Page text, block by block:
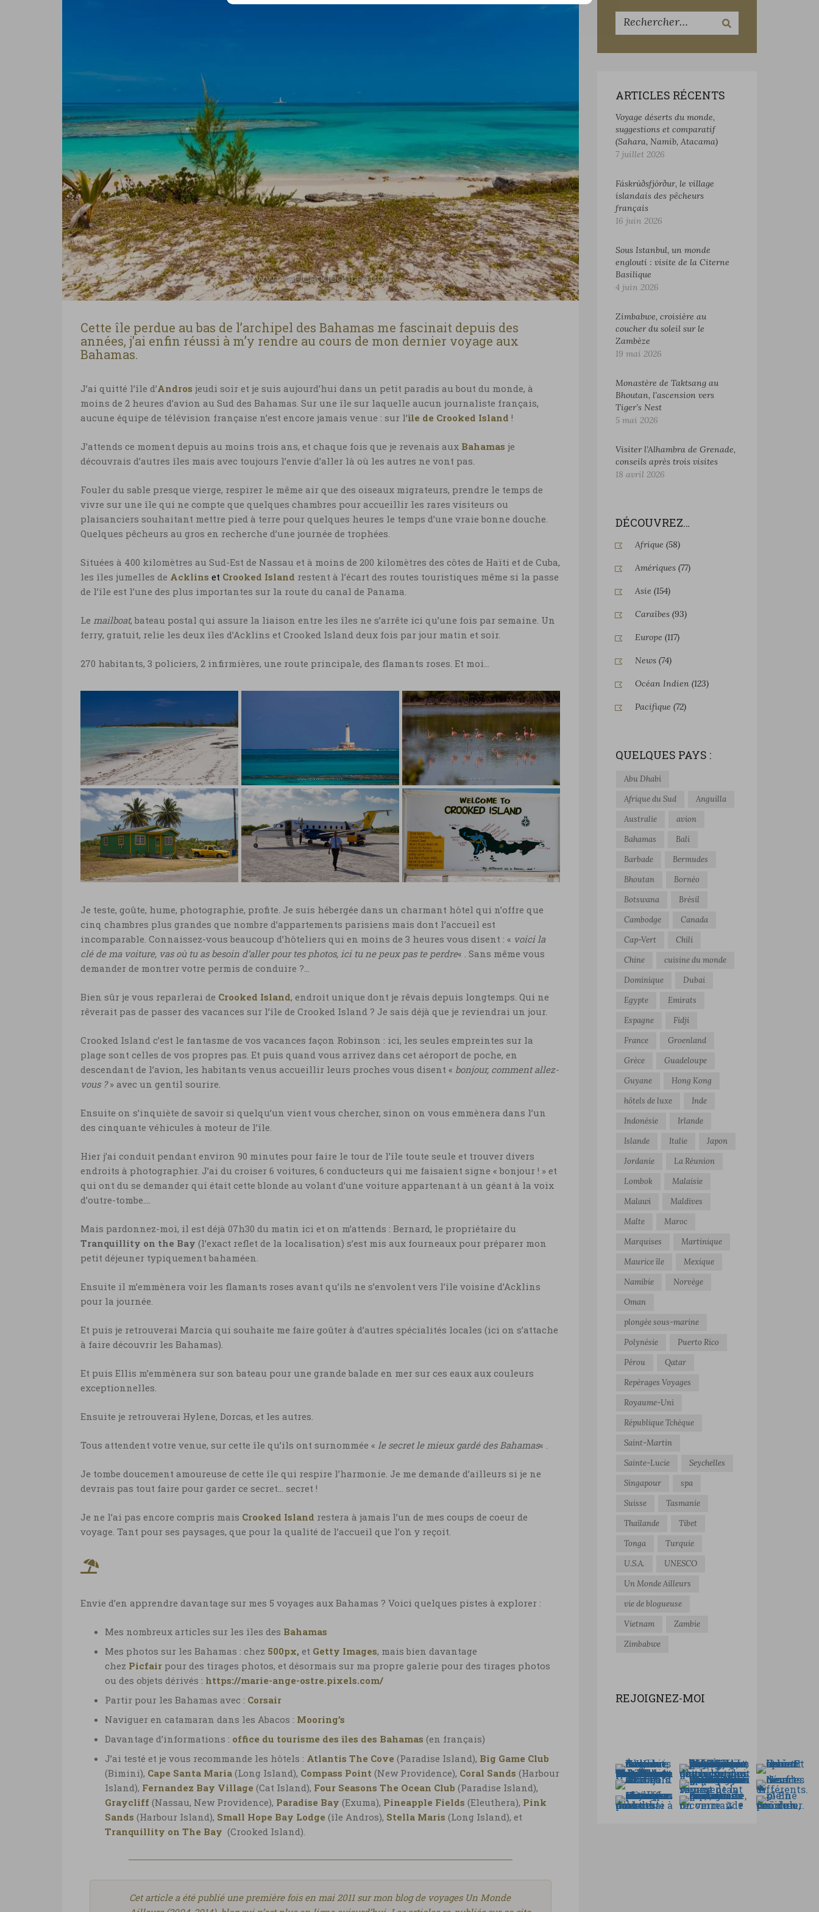
Cette île perdue au bas de l’archipel des Bahamas me fascinait depuis des
années, j’ai enfin réussi à m’y rendre au cours de mon dernier voyage aux
Bahamas.
J’ai quitté l’île d’Andros jeudi soir et je suis aujourd’hui dans un petit paradis au bout du monde, à
moins de 2 heures d’avion au Sud des Bahamas. Sur une île sur laquelle aucun journaliste français,
aucune équipe de télévision française n’est encore jamais venue : sur l’île de Crooked Island !
J’attends ce moment depuis au moins trois ans, et chaque fois que je revenais aux Bahamas je
découvrais d’autres îles mais avec toujours l’envie d’aller là où les autres ne vont pas.
Fouler du sable presque vierge, respirer le même air que des oiseaux migrateurs, prendre le temps de
vivre sur une île qui ne compte que quelques chambres pour accueillir les rares visiteurs ou
plaisanciers souhaitant mettre pied à terre pour quelques heures le temps d’une vraie bonne douche.
Quelques pêcheurs au gros en recherche d’une journée de trophées.
Situées à 400 kilomètres au Sud-Est de Nassau et à moins de 200 kilomètres des côtes de Haïti et de Cuba,
les îles jumelles de Acklins et Crooked Island restent à l’écart des routes touristiques même si la passe
de l’île est l’une des plus importantes sur la route du canal de Panama.
Le mailboat, bateau postal qui assure la liaison entre les îles ne s’arrête ici qu’une fois par semaine. Un
ferry, gratuit, relie les deux îles d’Acklins et Crooked Island deux fois par jour matin et soir.
270 habitants, 3 policiers, 2 infirmières, une route principale, des flamants roses. Et moi…
Bahamas, vacances à
Crooked Island
Bahamas, vacances à Crooked
Island © Marie-Ange Ostré
Bahamas, vacances à
Crooked Island
Bahamas, vacances à Crooked
Island © Marie-Ange Ostré
Bahamas, flamants
rosses à Crooked Island
Bahamas, flamants rosses à
Crooked Island © Marie-Ange
Ostré
Crooked Island
Bahamas, maison Crooked
Island © Marie-Ange Ostré
Island
Bahamas, avion Crooked
Island © Marie-Ange Ostré
Crooked Island
Bahamas, carte de Crooked
Island © Marie-Ange Ostré
Je teste, goûte, hume, photographie, profite. Je suis hébergée dans un charmant hôtel qui n’offre que
cinq chambres plus grandes que nombre d’appartements parisiens mais dont l’accueil est
incomparable. Connaissez-vous beaucoup d’hôteliers qui en moins de 3 heures vous disent : « voici la
clé de ma voiture, vas où tu as besoin d’aller pour tes photos, ici tu ne peux pas te perdre« . Sans même vous
demander de montrer votre permis de conduire ?…
Bien sûr je vous reparlerai de Crooked Island, endroit unique dont je rêvais depuis longtemps. Qui ne
rêverait pas de passer des vacances sur l’île de Crooked Island ? Je sais déjà que je reviendrai un jour.
Crooked Island c’est le fantasme de vos vacances façon Robinson : ici, les seules empreintes sur la
plage sont celles de vos propres pas. Et puis quand vous arrivez dans cet aéroport de poche, en
descendant de l’avion, les habitants venus accueillir leurs proches vous disent « bonjour, comment allez-
vous ?» avec un gentil sourire.
Ensuite on s’inquiète de savoir si quelqu’un vient vous chercher, sinon on vous emmènera dans l’un
des cinquante véhicules à moteur de l’île.
Hier j’ai conduit pendant environ 90 minutes pour faire le tour de l’île toute seule et trouver divers
endroits à photographier. J’ai du croiser 6 voitures, 6 conducteurs qui me faisaient signe « bonjour ! » et
qui ont du se demander qui était cette blonde au volant d’une voiture appartenant à un géant à la voix
d’outre-tombe….
Mais pardonnez-moi, il est déjà 07h30 du matin ici et on m’attends : Bernard, le propriétaire du
Tranquillity on the Bay (l’exact reflet de la localisation) s’est mis aux fourneaux pour préparer mon
petit déjeuner typiquement bahaméen.
Ensuite il m’emmènera voir les flamants roses avant qu’ils ne s’envolent vers l’île voisine d’Acklins
pour la journée.
Et puis je retrouverai Marcia qui souhaite me faire goûter à d’autres spécialités locales (ici on s’attache
à faire découvrir les Bahamas).
Et puis Ellis m’emmènera sur son bateau pour une grande balade en mer sur ces eaux aux couleurs
exceptionnelles.
Ensuite je retrouverai Hylene, Dorcas, et les autres.
Tous attendent votre venue, sur cette île qu’ils ont surnommée « le secret le mieux gardé des Bahamas« .
Je tombe doucement amoureuse de cette île qui respire l’harmonie. Je me demande d’ailleurs si je ne
devrais pas tout faire pour garder ce secret… secret !
Je ne l’ai pas encore compris mais Crooked Island restera à jamais l’un de mes coups de coeur de
voyage. Tant pour ses paysages, que pour la qualité de l’accueil que l’on y reçoit.
Envie d’en apprendre davantage sur mes 5 voyages aux Bahamas ? Voici quelques pistes à explorer :
Mes nombreux articles sur les îles des Bahamas
Mes photos sur les Bahamas : chez 500px, et Getty Images, mais bien davantage
chez Picfair pour des tirages photos, et désormais sur ma propre galerie pour des tirages photos
ou des objets dérivés : https://marie-ange-ostre.pixels.com/
Partir pour les Bahamas avec : Corsair
Naviguer en catamaran dans les Abacos : Mooring’s
Davantage d’informations : office du tourisme des îles des Bahamas (en français)
J’ai testé et je vous recommande les hôtels : Atlantis The Cove (Paradise Island), Big Game Club
(Bimini), Cape Santa Maria (Long Island), Compass Point (New Providence), Coral Sands (Harbour
Island), Fernandez Bay Village (Cat Island), Four Seasons The Ocean Club (Paradise Island),
Graycliff (Nassau, New Providence), Paradise Bay (Exuma), Pineapple Fields (Eleuthera), Pink
Sands (Harbour Island), Small Hope Bay Lodge (île Andros), Stella Maris (Long Island), et
Tranquillity on The Bay (Crooked Island).
Cet article a été publié une première fois en mai 2011 sur mon blog de voyages Un Monde
ARTICLES RÉCENTS
Voyage déserts du monde,
suggestions et comparatif
(Sahara, Namib, Atacama)
7 juillet 2026
Fáskrúðsfjörður, le village
islandais des pêcheurs
français
16 juin 2026
Sous Istanbul, un monde
englouti : visite de la Citerne
Basilique
4 juin 2026
Zimbabwe, croisière au
coucher du soleil sur le
Zambèze
19 mai 2026
Monastère de Taktsang au
Bhoutan, l’ascension vers
Tiger’s Nest
5 mai 2026
Visiter l’Alhambra de Grenade,
conseils après trois visites
18 avril 2026
DÉCOUVREZ…
Afrique (58)
Amériques(77)
Asie (154)
Caraïbes(93)
Europe (117)
News(74)
Océan Indien(123)
Pacifique (72)
QUELQUES PAYS :
Abu Dhabi
Afrique du Sud
Anguilla
Australie
avion
Bahamas
Bali
Barbade
Bermudes
Bhoutan
Bornéo
Botswana
Brésil
Cambodge
Canada
Cap-Vert
Chili
Chine
cuisine du monde
Dominique
Dubai
Egypte
Emirats
Espagne
Fidji
France
Groenland
Grèce
Guadeloupe
Guyane
Hong Kong
hôtels de luxe
Inde
Indonésie
Irlande
Islande
Italie
Japon
Jordanie
La Réunion
Lombok
Malaisie
Malawi
Maldives
Malte
Maroc
Marquises
Martinique
Maurice île
Mexique
Namibie
Norvège
Oman
plongée sous-marine
Polynésie
Puerto Rico
Pérou
Qatar
Repérages Voyages
Royaume-Uni
République Tchèque
Saint-Martin
Sainte-Lucie
Seychelles
Singapour
spa
Suisse
Tasmanie
Thaïlande
Tibet
Tonga
Turquie
U.S.A.
UNESCO
Un Monde Ailleurs
vie de blogueuse
Vietnam
Zambie
Zimbabwe
REJOIGNEZ-MOI